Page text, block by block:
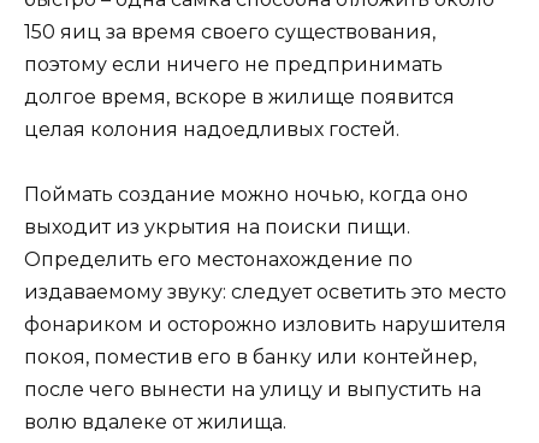
150 яиц за время своего существования,
поэтому если ничего не предпринимать
долгое время, вскоре в жилище появится
целая колония надоедливых гостей.
Поймать создание можно ночью, когда оно
выходит из укрытия на поиски пищи.
Определить его местонахождение по
издаваемому звуку: следует осветить это место
фонариком и осторожно изловить нарушителя
покоя, поместив его в банку или контейнер,
после чего вынести на улицу и выпустить на
волю вдалеке от жилища.